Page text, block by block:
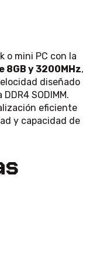
o mini PC con la
8GB y 3200MHz,
diseñado
SODIMM.
eficiente
y capacidad de